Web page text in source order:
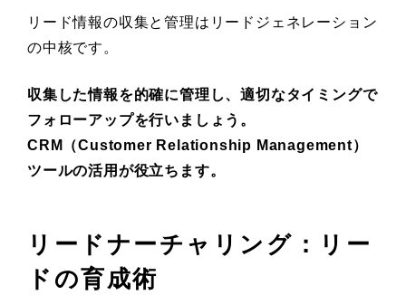
リード情報の収集と管理はリードジェネレーション
の中核です。
収集した情報を的確に管理し、適切なタイミングで
フォローアップを行いましょう。
CRM（Customer Relationship Management）
ツールの活用が役立ちます。
リードナーチャリング：リー
ドの育成術